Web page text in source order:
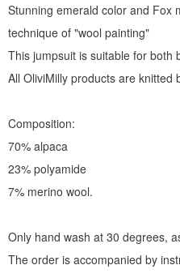
Stunning emerald color and Fox
technique of "wool painting"
This jumpsuit is suitable for both
All OliviMilly products are knitted
Composition:
70% alpaca
23% polyamide
7% merino wool.
Only hand wash at 30 degrees,
The order is accompanied by